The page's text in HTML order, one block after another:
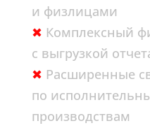
и физлицами
✖ Комплексный
с выгрузкой
✖ Расширенные
по
производствам